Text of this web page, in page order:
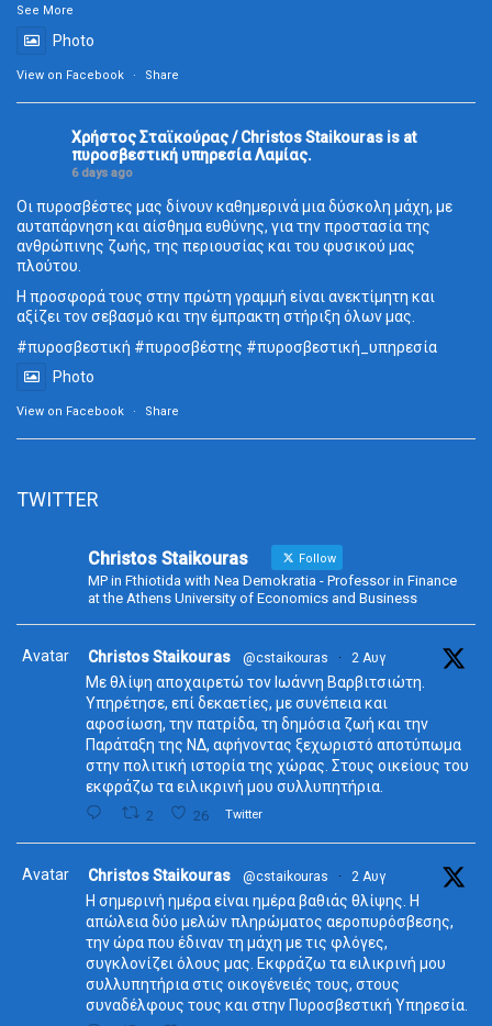
See More
Photo
View on Facebook · Share
Χρήστος Σταϊκούρας / Christos Staikouras is at
πυροσβεστική υπηρεσία Λαμίας.
6 days ago
Οι πυροσβέστες μας δίνουν καθημερινά μια δύσκολη μάχη, με
αυταπάρνηση και αίσθημα ευθύνης, για την προστασία της
ανθρώπινης ζωής, της περιουσίας και του φυσικού μας
πλούτου.
Η προσφορά τους στην πρώτη γραμμή είναι ανεκτίμητη και
αξίζει τον σεβασμό και την έμπρακτη στήριξη όλων μας.
#πυροσβεστική #πυροσβέστης #πυροσβεστική_ υπηρεσία
Photo
View on Facebook · Share
TWITTER
Christos Staikouras Follow
MP in Fthiotida with Nea Demokratia - Professor in Finance
at the Athens University of Economics and Business
Avatar Christos Staikouras @cstaikouras · 2 Αυγ
Με θλίψη αποχαιρετώ τον Ιωάννη Βαρβιτσιώτη.
Υπηρέτησε, επί δεκαετίες, με συνέπεια και
αφοσίωση, την πατρίδα, τη δημόσια ζωή και την
Παράταξη της ΝΔ, αφήνοντας ξεχωριστό αποτύπωμα
στην πολιτική ιστορία της χώρας. Στους οικείους του
εκφράζω τα ειλικρινή μου συλλυπητήρια.
2 26 Twitter
Avatar Christos Staikouras @cstaikouras · 2 Αυγ
Η σημερινή ημέρα είναι ημέρα βαθιάς θλίψης. Η
απώλεια δύο μελών πληρώματος αεροπυρόσβεσης,
την ώρα που έδιναν τη μάχη με τις φλόγες,
συγκλονίζει όλους μας. Εκφράζω τα ειλικρινή μου
συλλυπητήρια στις οικογένειές τους, στους
συναδέλφους τους και στην Πυροσβεστική Υπηρεσία.